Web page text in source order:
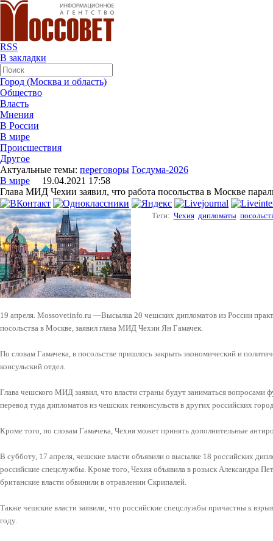
RSS
В закладки
Город (Москва и область)
Общество
Власть
Мнения
В России
В мире
Происшествия
Другое
Актуальные темы: переговоры Госдума-2026
В мире 19.04.2021 17:58
Глава МИД Чехии заявил, что работа посольства в Москве
Теги: Чехия дипломаты
19 апреля. Mossovetinfo.ru —Высылка 20 чешских дипломатов из России
посольства в Москве, заявил глава МИД Чехии Ян Гамачек.
По словам Гамачека, в посольстве пришлось закрыть экономический и
консульский отдел.
Глава чешского МИД заявил, что власти страны будут заниматься вопросами
перевод туда дипломатов из чешских генконсульств в других российских
Кроме того, по словам Гамачека, Чехия может принять дополнительные
В субботу, 17 апреля, чешские власти объявили о высылке 18 российских
российские спецслужбы. Кроме того, Чехия объявила в розыск Александра
британские власти обвинили в отравлении Скрипалей.
Также чешские власти заявили, что российские спецслужбы причастны к
году.